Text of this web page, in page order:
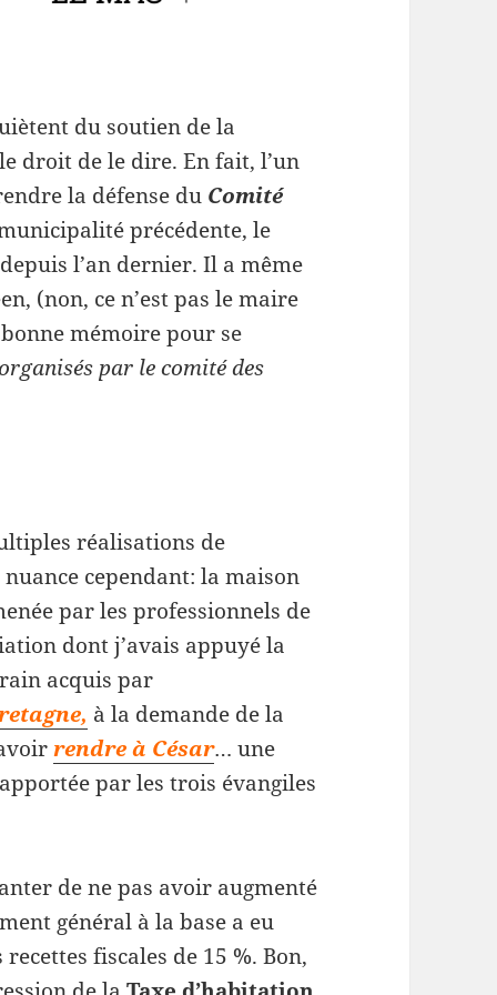
du soutien de la
droit de le dire. En fait, l’un
la défense du Comité
précédente, le
l’an dernier. Il a même
(non, ce n’est pas le maire
mémoire pour se
par le comité des
réalisations de
cependant: la maison
par les professionnels de
dont j’avais appuyé la
acquis par
à la demande de la
rendre à César… une
par les trois évangiles
de ne pas avoir augmenté
général à la base a eu
fiscales de 15 %. Bon,